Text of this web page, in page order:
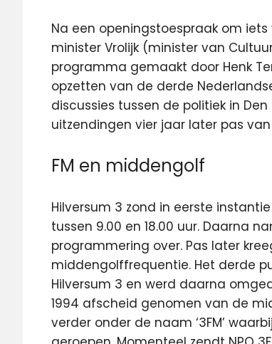
Na een openingstoespraak om iets
minister Vrolijk (minister van
programma gemaakt door Henk
opzetten van de derde
discussies tussen de politiek in
uitzendingen vier jaar later pas
FM en middengolf
Hilversum 3 zond in eerste
tussen 9.00 en 18.00 uur. Daarna
programmering over. Pas later
middengolffrequentie. Het derde
Hilversum 3 en werd daarna
1994 afscheid genomen van de
verder onder de naam ‘3FM’